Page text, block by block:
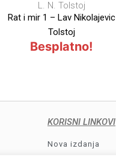
Zapisi iz mrtvog doma
Besplatno!
F. M. Dostojevski
KORISNI LINKOVI
Nova izdanja